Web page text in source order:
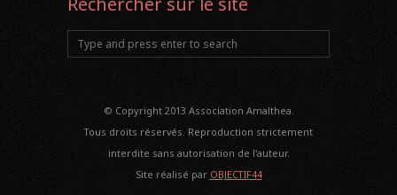
© Copyright 2013 Association Amalthea.
Tous droits réservés. Reproduction strictement
interdite sans autorisation de l'auteur.
Site réalisé par OBJECTIF44